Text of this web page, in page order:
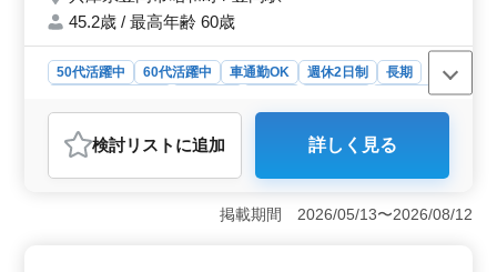
45.2歳 / 最高年齢 60歳
50代活躍中 60代活躍中 車通勤OK 週休2日制
長期
派遣社員
おすすめポイント
＜経験豊富な人材募集＞ 技術士・RCCM(鋼構造及びコ
ンクリート)の資格を持ち、土木施工管理や発注者支援業
務で10年以上の経験を持つ中高年の方を求めています。
検討リスト に追加 詳しく見る
掲載期間 2026/05/13〜2026/08/12